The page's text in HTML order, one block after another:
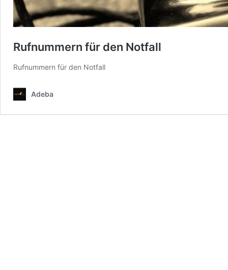
Rufnummern für den Notfall
Rufnummern für den Notfall
Adeba